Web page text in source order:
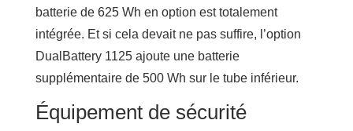
batterie de 625 Wh en option est totalement
intégrée. Et si cela devait ne pas suffire, l’option
DualBattery 1125 ajoute une batterie
supplémentaire de 500 Wh sur le tube inférieur.
Équipement de sécurité